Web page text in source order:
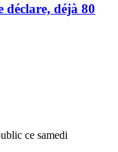
déclare, déjà 80
ce samedi